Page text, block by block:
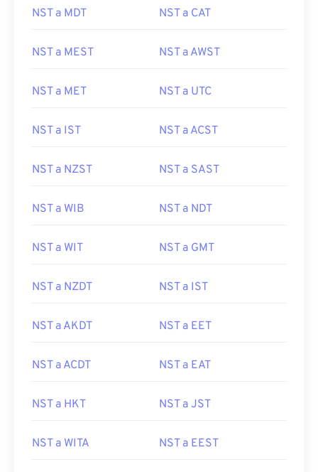
NST a MDT NST a CAT
NST a MEST NST a AWST
NST a MET NST a UTC
NST a IST NST a ACST
NST a NZST NST a SAST
NST a WIB NST a NDT
NST a WIT NST a GMT
NST a NZDT NST a IST
NST a AKDT NST a EET
NST a ACDT NST a EAT
NST a HKT NST a JST
NST a WITA NST a EEST